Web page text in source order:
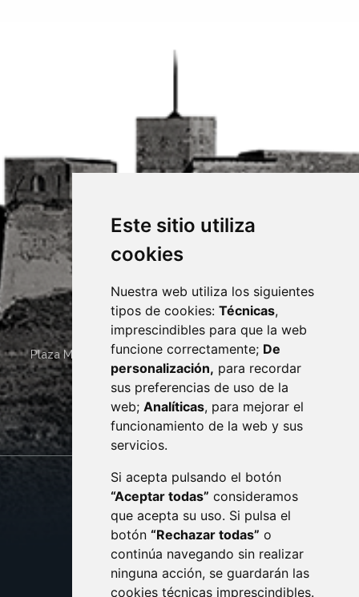
Este sitio utiliza
cookies
Nuestra web utiliza los siguientes
tipos de cookies: Técnicas,
imprescindibles para que la web
funcione correctamente; De
personalización, para recordar
sus preferencias de uso de la
web; Analíticas, para mejorar el
funcionamiento de la web y sus
servicios.
Si acepta pulsando el botón
“Aceptar todas” consideramos
que acepta su uso. Si pulsa el
botón “Rechazar todas” o
continúa navegando sin realizar
ninguna acción, se guardarán las
cookies técnicas imprescindibles.
Plaza Mayor 4 22400 MONZÓN - ARAGÓN (ESPAÑA)
· (34) 974 400 700 ·
sac@monzon.es
monzon.es
CONTACTO
AVISO LEGAL
PROTECCIÓN DE DATOS
POLÍTICA DE COOKIES
ACCESIBILIDAD
ENLACE EXTERNO AL